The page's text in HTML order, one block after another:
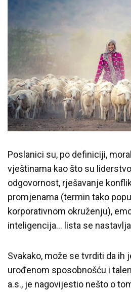
Poslanici su, po definiciji,
vještinama kao što su
odgovornost, rješavanje
promjenama (termin tako
korporativnom okruženju),
inteligencija… lista se
Svakako, može se tvrditi da ih
urođenom sposobnošću i
a.s., je nagovijestio nešto o